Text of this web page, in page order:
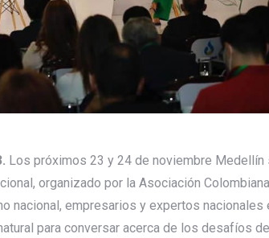
Los próximos 23 y 24 de noviembre Medellín
organizado por la Asociación Colombiana
nacional, empresarios y expertos
para conversar acerca de los desafíos